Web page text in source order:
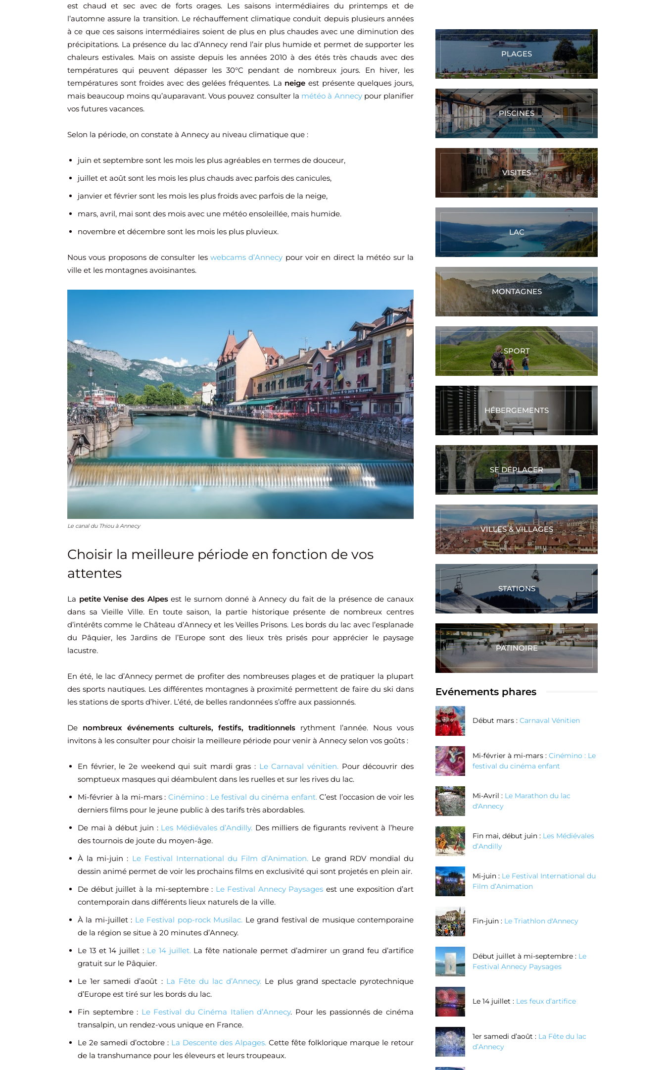
est chaud et sec avec de forts orages. Les saisons intermédiaires du printemps et de
l’automne assure la transition. Le réchauffement climatique conduit depuis plusieurs années
à ce que ces saisons intermédiaires soient de plus en plus chaudes avec une diminution des
précipitations. La présence du lac d’Annecy rend l’air plus humide et permet de supporter les
chaleurs estivales. Mais on assiste depuis les années 2010 à des étés très chauds avec des
températures qui peuvent dépasser les 30°C pendant de nombreux jours. En hiver, les
températures sont froides avec des gelées fréquentes. La neige est présente quelques jours,
mais beaucoup moins qu’auparavant. Vous pouvez consulter la météo à Annecypour planifier
vos futures vacances.
Selon la période, on constate à Annecy au niveau climatique que :
juin et septembre sont les mois les plus agréables en termes de douceur,
juillet et août sont les mois les plus chauds avec parfois des canicules,
janvier et février sont les mois les plus froids avec parfois de la neige,
mars, avril, mai sont des mois avec une météo ensoleillée, mais humide.
novembre et décembre sont les mois les plus pluvieux.
Nous vous proposons de consulter les webcams d’Annecy pour voir en direct la météo sur la
ville et les montagnes avoisinantes.
Le canal du Thiou à Annecy
Choisir la meilleure période en fonction de vos
attentes
La petite Venise des Alpesest le surnom donné à Annecy du fait de la présence de canaux
dans sa Vieille Ville. En toute saison, la partie historique présente de nombreux centres
d’intérêts comme le Château d’Annecy et les Veilles Prisons. Les bords du lac avec l’esplanade
du Pâquier, les Jardins de l’Europe sont des lieux très prisés pour apprécier le paysage
lacustre.
En été, le lac d’Annecy permet de profiter des nombreuses plages et de pratiquer la plupart
des sports nautiques. Les différentes montagnes à proximité permettent de faire du ski dans
les stations de sports d’hiver. L’été, de belles randonnées s’offre aux passionnés.
De nombreux événements culturels, festifs, traditionnelsrythment l’année. Nous vous
invitons à les consulter pour choisir la meilleure période pour venir à Annecy selon vos goûts :
En février, le 2e weekend qui suit mardi gras : Le Carnaval vénitien. Pour découvrir des
somptueux masques qui déambulent dans les ruelles et sur les rives du lac.
Mi-février à la mi-mars : Cinémino : Le festival du cinéma enfant.C’est l’occasion de voir les
derniers films pour le jeune public à des tarifs très abordables.
De mai à début juin : Les Médiévales d’Andilly. Des milliers de figurants revivent à l’heure
des tournois de joute du moyen-âge.
À la mi-juin : Le Festival International du Film d’Animation. Le grand RDV mondial du
dessin animé permet de voir les prochains films en exclusivité qui sont projetés en plein air.
De début juillet à la mi-septembre : Le Festival Annecy Paysages est une exposition d’art
contemporain dans différents lieux naturels de la ville.
À la mi-juillet : Le Festival pop-rock Musilac. Le grand festival de musique contemporaine
de la région se situe à 20 minutes d’Annecy.
Le 13 et 14 juillet : Le 14 juillet.La fête nationale permet d’admirer un grand feu d’artifice
gratuit sur le Pâquier.
Le 1er samedi d’août : La Fête du lac d’Annecy. Le plus grand spectacle pyrotechnique
d’Europe est tiré sur les bords du lac.
Fin septembre : Le Festival du Cinéma Italien d’Annecy. Pour les passionnés de cinéma
transalpin, un rendez-vous unique en France.
Le 2e samedi d’octobre : La Descente des Alpages. Cette fête folklorique marque le retour
de la transhumance pour les éleveurs et leurs troupeaux.
PLAGES
PISCINES
VISITES
LAC
MONTAGNES
SPORT
HÉBERGEMENTS
SE DÉPLACER
VILLES & VILLAGES
STATIONS
PATINOIRE
Evénements phares
Début mars : Carnaval Vénitien
Mi-février à mi-mars : Cinémino : Le
festival du cinéma enfant
Mi-Avril : Le Marathon du lac
d'Annecy
Fin mai, début juin : Les Médiévales
d’Andilly
Mi-juin : Le Festival International du
Film d’Animation
Fin-juin : Le Triathlon d'Annecy
Début juillet à mi-septembre : Le
Festival Annecy Paysages
Le 14 juillet : Les feux d’artifice
1er samedi d’août : La Fête du lac
d’Annecy